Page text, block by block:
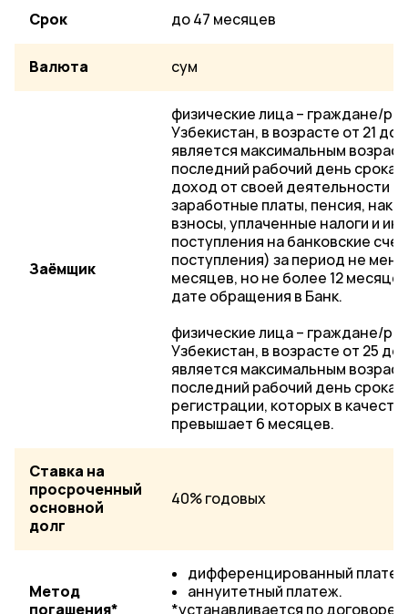
Срок до 47 месяцев
Валюта сум
Заёмщик
физические лица – граждане/
Узбекистан, в возрасте от 21 до
является максимальным
последний рабочий день срока
доход от своей деятельности
заработные платы, пенсия,
взносы, уплаченные налоги и
поступления на банковские
поступления) за период не
месяцев, но не более 12
дате обращения в Банк.
физические лица – граждане/
Узбекистан, в возрасте от 25 до
является максимальным
последний рабочий день срока
регистрации, которых в
превышает 6 месяцев.
Ставка на
просроченный
основной
долг
40% годовых
Метод
погашения*
дифференцированный
аннуитетный платеж.
*устанавливается по